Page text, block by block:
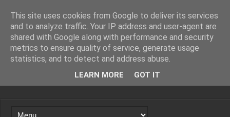
Loading...
This site uses cookies from Google to deliver its services
and to analyze traffic. Your IP address and user-agent are
shared with Google along with performance and security
metrics to ensure quality of service, generate usage
statistics, and to detect and address abuse.
LEARN MORE GOT IT